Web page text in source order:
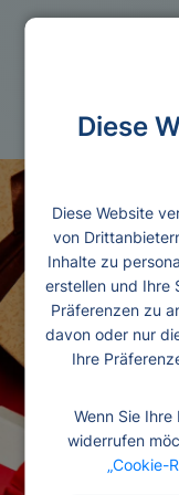
Diese
Diese Website
von
Inhalte zu
erstellen und Ihre
Präferenzen zu
davon oder nur
Ihre
Wenn Sie
widerrufen
„Cookie-